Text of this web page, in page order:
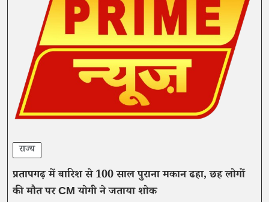
राज्य
प्रतापगढ़ में बारिश से 100 साल पुराना मकान ढहा, छह लोगों
की मौत पर CM योगी ने जताया शोक